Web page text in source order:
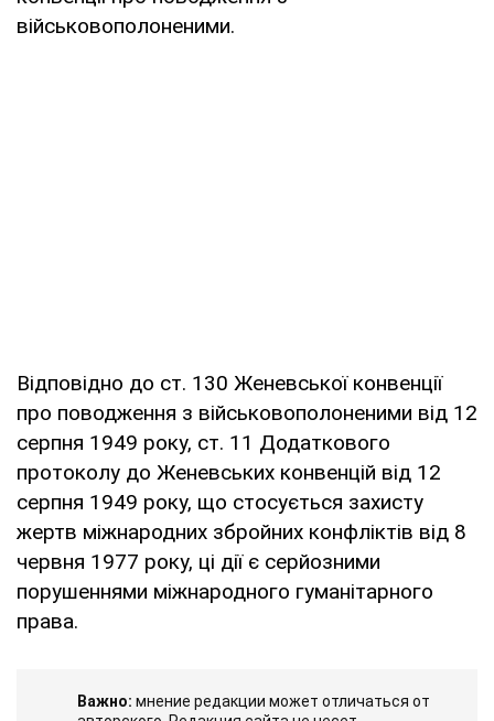
військовополоненими.
Відповідно до ст. 130 Женевської конвенції
про поводження з військовополоненими від 12
серпня 1949 року, ст. 11 Додаткового
протоколу до Женевських конвенцій від 12
серпня 1949 року, що стосується захисту
жертв міжнародних збройних конфліктів від 8
червня 1977 року, ці дії є серйозними
порушеннями міжнародного гуманітарного
права.
Важно: мнение редакции может отличаться от